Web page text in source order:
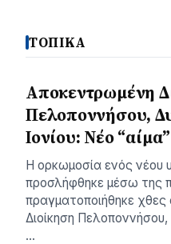
ΤΟΠΙΚΑ
Αποκεντρωμένη
Πελοποννήσου,
Ιονίου: Νέο
Η ορκωμοσία ενός νέου
προσλήφθηκε μέσω της
πραγματοποιήθηκε
Διοίκηση Πελοποννήσου,
…